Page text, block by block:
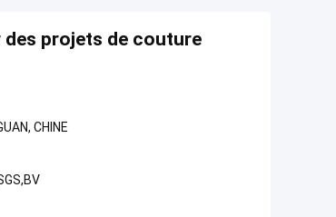
des projets de couture
CHINE